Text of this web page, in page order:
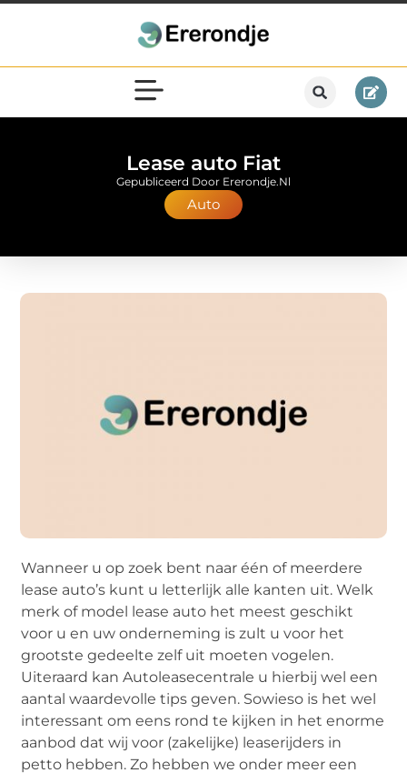
Lease auto Fiat
Auto
Gepubliceerd Door Ererondje.nl
Wanneer u op zoek bent naar één of meerdere
lease auto’s kunt u letterlijk alle kanten uit. Welk
merk of model lease auto het meest geschikt
voor u en uw onderneming is zult u voor het
grootste gedeelte zelf uit moeten vogelen.
Uiteraard kan Autoleasecentrale u hierbij wel een
aantal waardevolle tips geven. Sowieso is het wel
interessant om eens rond te kijken in het enorme
aanbod dat wij voor (zakelijke) leaserijders in
petto hebben. Zo hebben we onder meer een